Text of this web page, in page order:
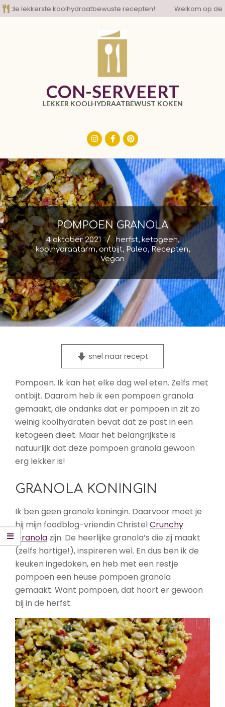
Skip
to
lekkerste koolhydraatbewuste recepten! Welkom op de
CON-SERVEERT
LEKKER KOOLHYDRAATBEWUST KOKEN
POMPOEN GRANOLA
4 oktober 2021 herfst, ketogeen,
koolhydraatarm,ontbijt, Paleo, Recepten,
Vegan
snel naar recept
Pompoen. Ik kan het elke dag wel eten. Zelfs met
ontbijt. Daarom heb ik een pompoen granola
gemaakt, die ondanks dat er pompoen in zit zo
weinig koolhydraten bevat dat ze past in een
ketogeen dieet. Maar het belangrijkste is
natuurlijk dat deze pompoen granola gewoon
erg lekker is!
GRANOLA KONINGIN
Ik ben geen granola koningin. Daarvoor moet je
bij mijn foodblog-vriendin ChristelCrunchy
Granola zijn. De heerlijke granola’s die zij maakt
(zelfs hartige!), inspireren wel. En dus ben ik de
keuken ingedoken, en heb met een restje
pompoen een heuse pompoen granola
gemaakt. Want pompoen, dat hoort er gewoon
bij in de herfst.